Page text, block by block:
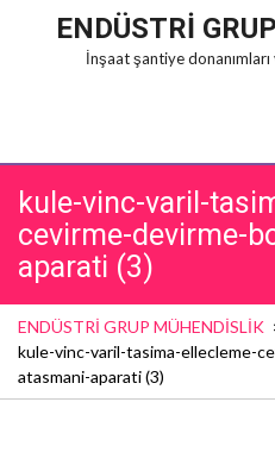
ENDÜSTRİ
İnşaat şantiye
kule-vinc-varil-
cevirme-devirme-
aparati (3)
ENDÜSTRİ GRUP MÜHENDİSLİK
kule-vinc-varil-tasima-ellecleme-
atasmani-aparati (3)